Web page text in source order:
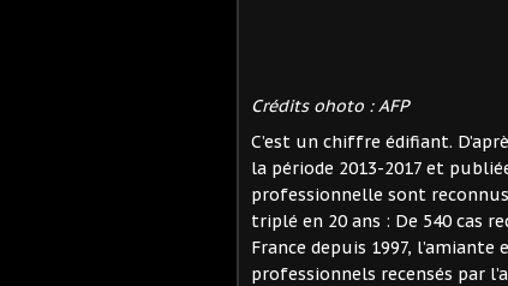
Crédits ohoto : AFP
C’est un chiffre édifiant.
la période 2013-2017 et
professionnelle sont
triplé en 20 ans : De 540 cas
France depuis 1997, l’amiante
professionnels recensés par